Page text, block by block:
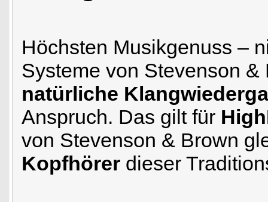
Höchsten Musikgenuss –
Systeme von Stevenson
natürliche
Anspruch. Das gilt für
von Stevenson & Brown
Kopfhörer dieser